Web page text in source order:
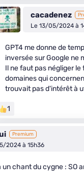
cacadenez
Le 13/05/2024 à
GPT4 me donne de
inversée sur Google ne
Il ne faut pas négliger
domaines qui
trouvait pas d'intérêt à
1
Premium
2024 à 15h36
un chant du cygne : SO